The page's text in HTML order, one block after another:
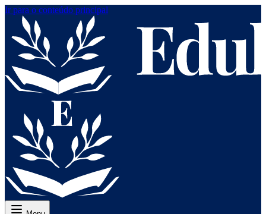
Ir para o conteúdo principal